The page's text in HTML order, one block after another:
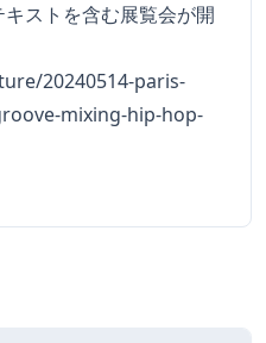
ストを含む展覧会が開
20240514-paris-
mixing-hip-hop-